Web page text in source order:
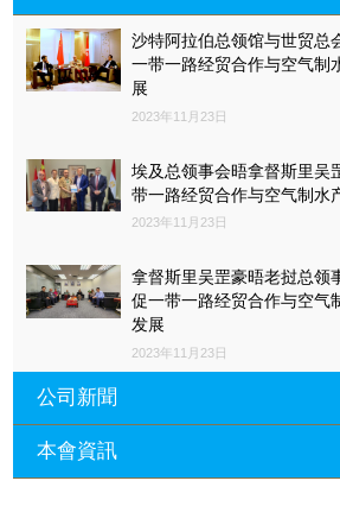
（一）長江中游城市群是個啥？ 1
些地區受益？從地理位置上看，由
城市群和環鄱陽湖城市群組成的長江
里的國土面積，頂得上400多個新加
西三省的很多城市均被覆蓋，重點城
以預測，未來強化武漢、長沙、南昌
2、國務院咋定位長江中
個城市群，每個城市群的地位和定位
院是如何給剛獲批的長江中游城市群
從《長江中游城市群發展規劃》所提
二。第一，打造中國經濟發展新增長
部新型城鎮化先行區；第三，打造內
沙特阿拉伯总领馆与世贸总
一带一路经贸合作与空气制
展
2023年11月23日
埃及总领事会晤拿督斯里吴
带一路经贸合作与空气制水
2023年11月23日
拿督斯里吴罡豪晤老挝总领
促一带一路经贸合作与空气
发展
2023年11月23日
公司新聞
一带一路经贸合作与空气制
本會資訊